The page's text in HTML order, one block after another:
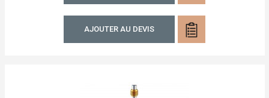
AJOUTER AU DEVIS